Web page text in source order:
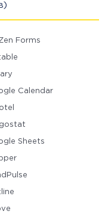
Forms
Calendar
Sheets